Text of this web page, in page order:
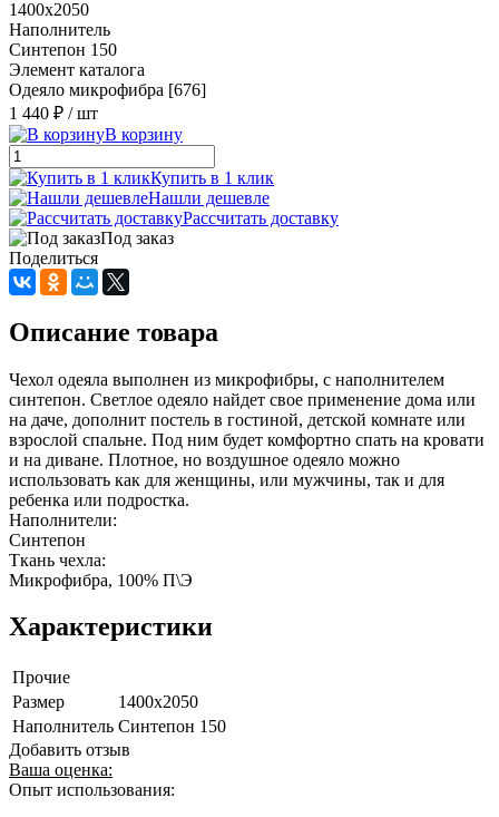
1400х2050
Наполнитель
Синтепон 150
Элемент каталога
Одеяло микрофибра [676]
1 440 ₽ / шт
В корзину
Купить в 1 клик
Нашли дешевле
Рассчитать доставку
Под заказ
Поделиться
Описание товара
Чехол одеяла выполнен из микрофибры, с наполнителем
синтепон. Светлое одеяло найдет свое применение дома или
на даче, дополнит постель в гостиной, детской комнате или
взрослой спальне. Под ним будет комфортно спать на кровати
и на диване. Плотное, но воздушное одеяло можно
использовать как для женщины, или мужчины, так и для
ребенка или подростка.
Наполнители:
Синтепон
Ткань чехла:
Микрофибра, 100% П\Э
Характеристики
Прочие
Размер
1400х2050
Наполнитель Синтепон 150
Добавить отзыв
Ваша оценка:
Опыт использования: